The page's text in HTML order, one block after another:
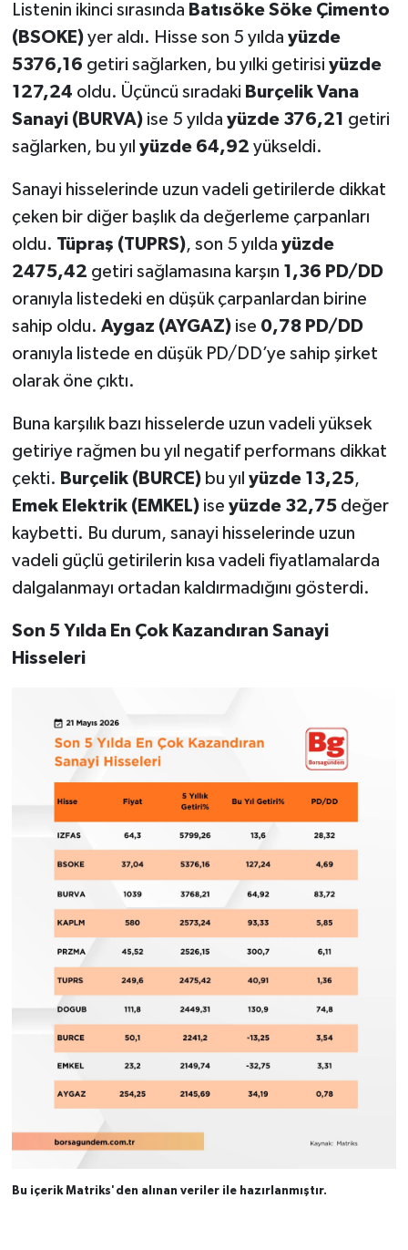
Listenin ikinci sırasında Batısöke Söke Çimento
(BSOKE)yer aldı. Hisse son 5 yılda yüzde
5376,16 getiri sağlarken, bu yılki getirisi yüzde
127,24 oldu. Üçüncü sıradaki Burçelik Vana
Sanayi (BURVA)ise 5 yılda yüzde 376,21 getiri
sağlarken, bu yıl yüzde 64,92 yükseldi.
Sanayi hisselerinde uzun vadeli getirilerde dikkat
çeken bir diğer başlık da değerleme çarpanları
oldu. Tüpraş (TUPRS), son 5 yılda yüzde
2475,42 getiri sağlamasına karşın 1,36 PD/DD
oranıyla listedeki en düşük çarpanlardan birine
sahip oldu. Aygaz (AYGAZ)ise 0,78 PD/DD
oranıyla listede en düşük PD/DD’ye sahip şirket
olarak öne çıktı.
Buna karşılık bazı hisselerde uzun vadeli yüksek
getiriye rağmen bu yıl negatif performans dikkat
çekti. Burçelik (BURCE)bu yıl yüzde 13,25,
Emek Elektrik (EMKEL)ise yüzde 32,75değer
kaybetti. Bu durum, sanayi hisselerinde uzun
vadeli güçlü getirilerin kısa vadeli fiyatlamalarda
dalgalanmayı ortadan kaldırmadığını gösterdi.
Son 5 Yılda En Çok Kazandıran Sanayi
Hisseleri
Bu içerik Matriks'den alınan veriler ile hazırlanmıştır.